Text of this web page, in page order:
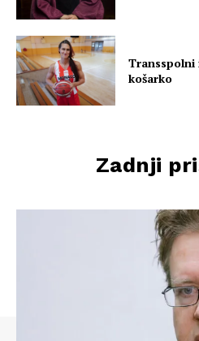
Transspolni
košarko
Zadnji